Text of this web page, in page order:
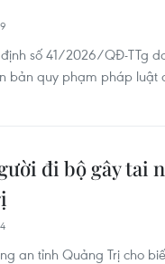
số 41/2026/QĐ-TTg
bản quy phạm pháp luật
đi bộ gây tai
an tỉnh Quảng Trị cho